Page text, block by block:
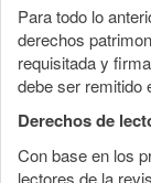
Para todo lo
derechos
requisitada y
debe ser remitido
Derechos de
Con base en los
lectores de la